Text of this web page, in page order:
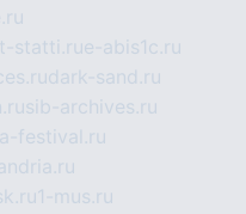
statti.rue-abis1c.ru
dark-sand.ru
sib-archives.ru
festival.ru
1-mus.ru